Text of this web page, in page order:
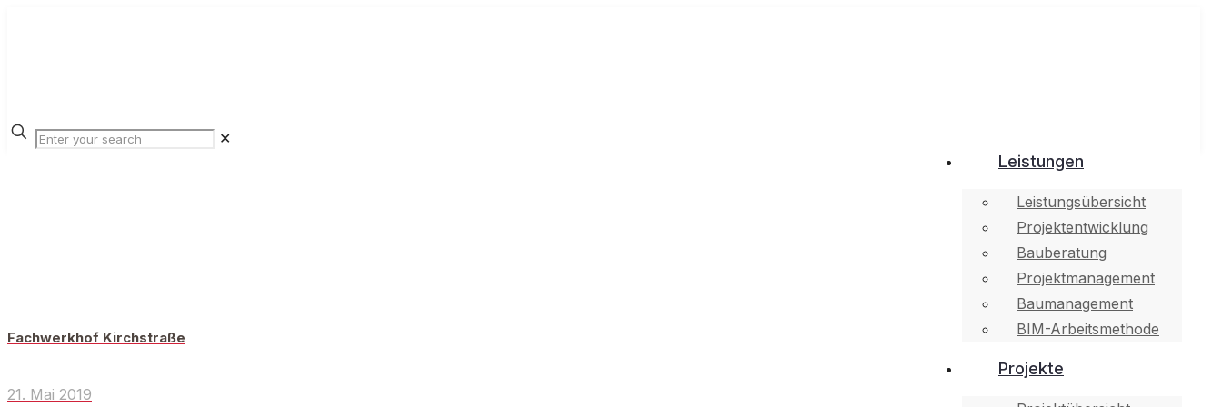
Leistungen
Leistungsübersicht
Projektentwicklung
Bauberatung
Projektmanagement
Baumanagement
BIM-Arbeitsmethode
Projekte
✕
Fachwerkhof Kirchstraße
21. Mai 2019